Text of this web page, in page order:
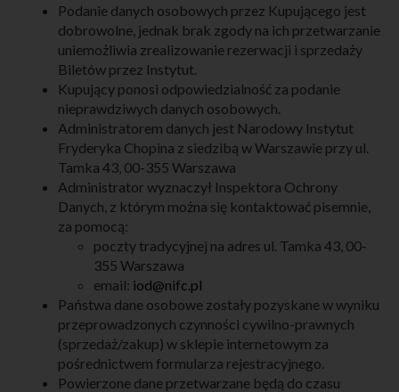
Podanie danych osobowych przez Kupującego jest
dobrowolne, jednak brak zgody na ich przetwarzanie
uniemożliwia zrealizowanie rezerwacji i sprzedaży
Biletów przez Instytut.
Kupujący ponosi odpowiedzialność za podanie
nieprawdziwych danych osobowych.
Administratorem danych jest Narodowy Instytut
Fryderyka Chopina z siedzibą w Warszawie przy ul.
Tamka 43, 00-355 Warszawa
Administrator wyznaczył Inspektora Ochrony
Danych, z którym można się kontaktować pisemnie,
za pomocą:
poczty tradycyjnej na adres ul. Tamka 43, 00-
355 Warszawa
email: iod@nifc.pl
Państwa dane osobowe zostały pozyskane w wyniku
przeprowadzonych czynności cywilno-prawnych
(sprzedaż/zakup) w sklepie internetowym za
pośrednictwem formularza rejestracyjnego.
Powierzone dane przetwarzane będą do czasu